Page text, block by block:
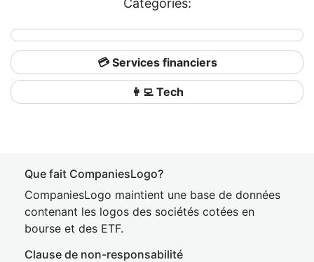
Categories:
💳 Services financiers
👩‍💻 Tech
Que fait CompaniesLogo?
CompaniesLogo maintient une base de données
contenant les logos des sociétés cotées en
bourse et des ETF.
Clause de non-responsabilité